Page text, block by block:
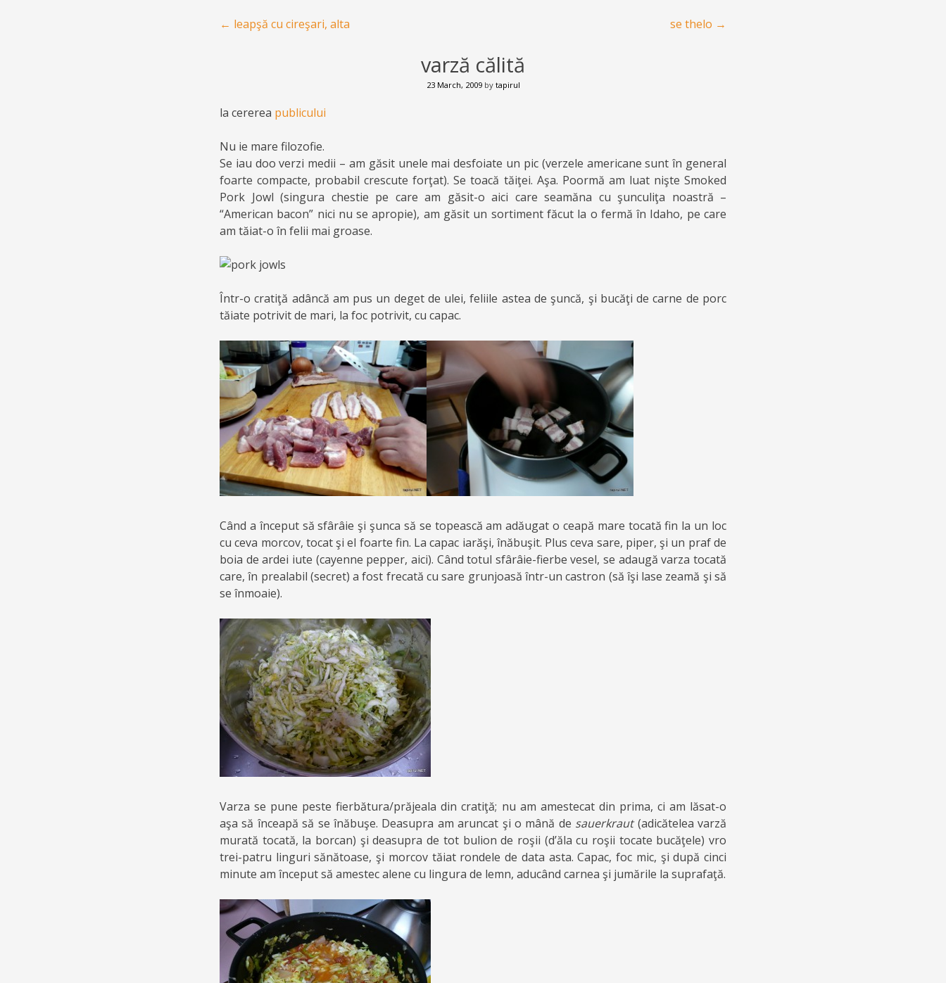
Post navigation
← leapşă cu cireşari, alta se thelo →
varză călită
23 March, 2009by tapirul
la cererea publicului
Nu ie mare filozofie.
Se iau doo verzi medii – am găsit unele mai desfoiate un pic (verzele americane sunt în general
foarte compacte, probabil crescute forţat). Se toacă tăiţei. Aşa. Poormă am luat nişte Smoked
Pork Jowl (singura chestie pe care am găsit-o aici care seamăna cu şunculiţa noastră –
“American bacon” nici nu se apropie), am găsit un sortiment făcut la o fermă în Idaho, pe care
am tăiat-o în felii mai groase.
Într-o cratiţă adâncă am pus un deget de ulei, feliile astea de şuncă, şi bucăţi de carne de porc
tăiate potrivit de mari, la foc potrivit, cu capac.
Când a început să sfârâie şi şunca să se topească am adăugat o ceapă mare tocată fin la un loc
cu ceva morcov, tocat şi el foarte fin. La capac iarăşi, înăbuşit. Plus ceva sare, piper, şi un praf de
boia de ardei iute (cayenne pepper, aici). Când totul sfârâie-fierbe vesel, se adaugă varza tocată
care, în prealabil (secret) a fost frecată cu sare grunjoasă într-un castron (să îşi lase zeamă şi să
se înmoaie).
Varza se pune peste fierbătura/prăjeala din cratiţă; nu am amestecat din prima, ci am lăsat-o
aşa să înceapă să se înăbuşe. Deasupra am aruncat şi o mână de sauerkraut(adicătelea varză
murată tocată, la borcan) şi deasupra de tot bulion de roşii (d’ăla cu roşii tocate bucăţele) vro
trei-patru linguri sănătoase, şi morcov tăiat rondele de data asta. Capac, foc mic, şi după cinci
minute am început să amestec alene cu lingura de lemn, aducând carnea şi jumările la suprafaţă.